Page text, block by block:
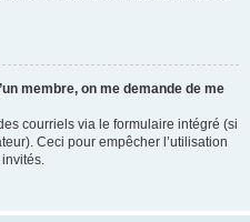
membre, on me demande de me
courriels via le formulaire intégré (si
Ceci pour empêcher l’utilisation